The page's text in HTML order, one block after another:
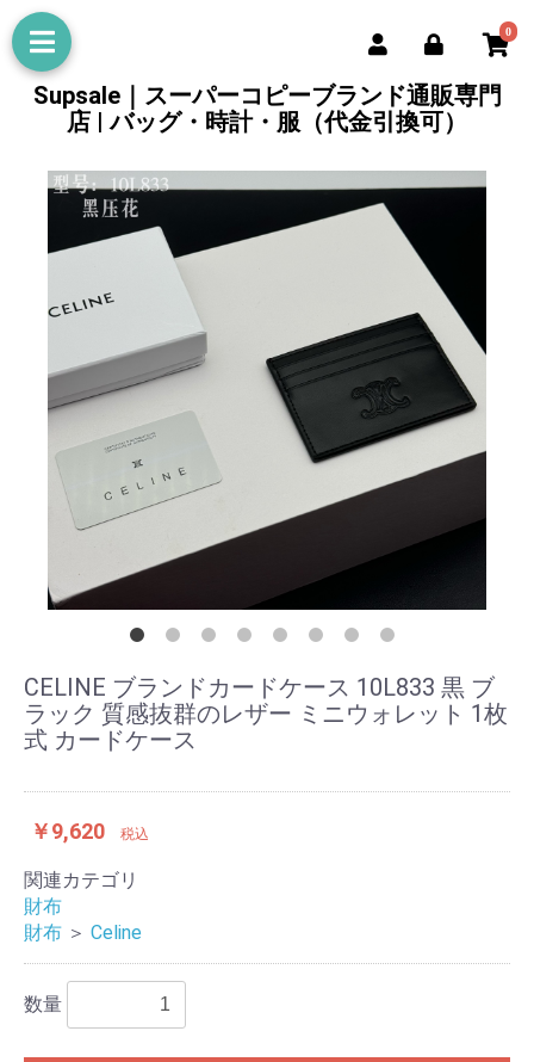
0
Supsale｜スーパーコピーブランド通販専門
店 | バッグ・時計・服（代金引換可）
CELINE ブランドカードケース 10L833 黒 ブ
ラック 質感抜群のレザー ミニウォレット 1枚
式 カードケース
￥9,620 税込
関連カテゴリ
財布
財布 ＞ Celine
数量